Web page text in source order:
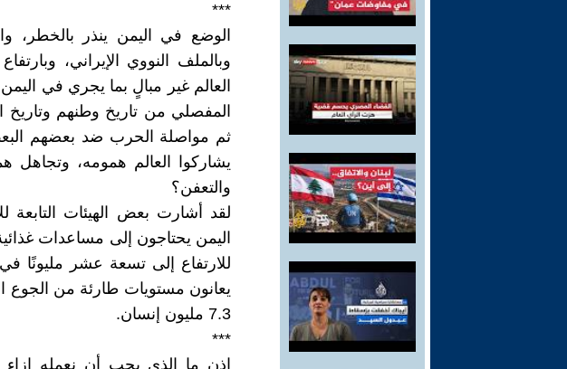
***
الوضع في اليمن ينذر بالخطر،
وبالملف النووي الإيراني،
العالم غير مبالٍ بما يجري في
المفصلي من تاريخ وطنهم
ثم مواصلة الحرب ضد بعضهم
يشاركوا العالم همومه، وتجاهل
والتعفن؟
لقد أشارت بعض الهيئات
اليمن يحتاجون إلى مساعدات
للارتفاع إلى تسعة عشر مليونًا
يعانون مستويات طارئة من الجوع
7.3 مليون إنسان.
***
إذن ما الذي يجب أن نعمله إزاء